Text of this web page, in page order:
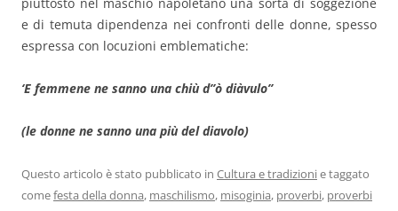
e di temuta dipendenza nei confronti delle donne, spesso
espressa con locuzioni emblematiche:
‘E femmene ne sanno una chiù d”ò diàvulo”
(le donne ne sanno una più del diavolo)
Questo articolo è stato pubblicato in Cultura e tradizionie taggato
comefesta della donna, maschilismo, misoginia, proverbi, proverbi